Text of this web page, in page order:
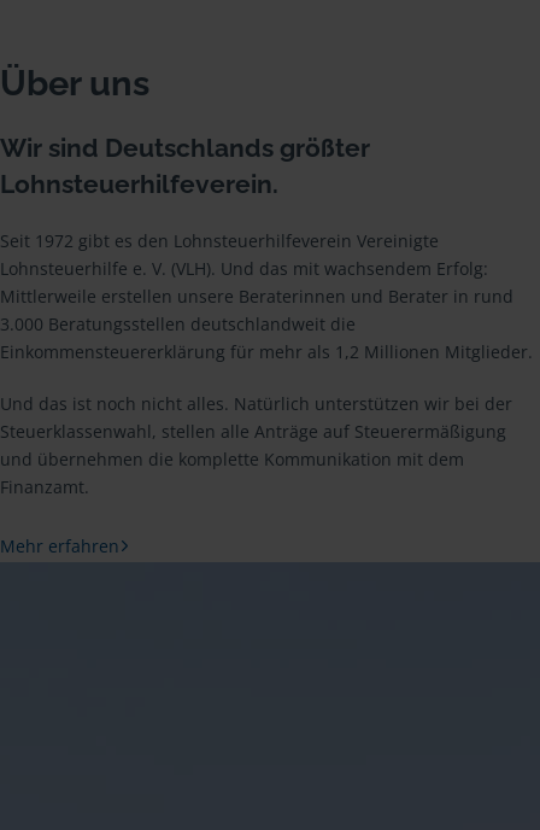
Über uns
Wir sind Deutschlands größter
Lohnsteuerhilfeverein.
Seit 1972 gibt es den Lohnsteuerhilfeverein Vereinigte
Lohnsteuerhilfe e. V. (VLH). Und das mit wachsendem Erfolg:
Mittlerweile erstellen unsere Beraterinnen und Berater in rund
3.000 Beratungsstellen deutschlandweit die
Einkommensteuererklärung für mehr als 1,2 Millionen Mitglieder.
Und das ist noch nicht alles. Natürlich unterstützen wir bei der
Steuerklassenwahl, stellen alle Anträge auf Steuerermäßigung
und übernehmen die komplette Kommunikation mit dem
Finanzamt.
Mehr erfahren